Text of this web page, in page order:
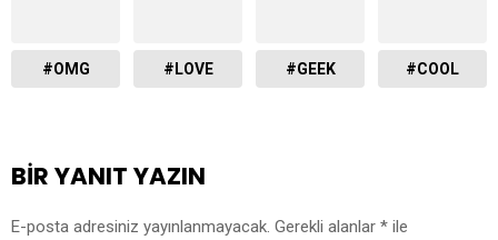
#OMG #LOVE #GEEK #COOL
BIR YANIT YAZIN
E-posta adresiniz yayınlanmayacak. Gerekli alanlar * ile